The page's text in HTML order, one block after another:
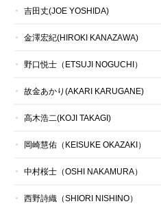
吉田丈(JOE YOSHIDA)
金澤宏紀(HIROKI KANAZAWA)
野口悦士（ETSUJI NOGUCHI）
故金あかり(AKARI KARUGANE)
高木浩二(KOJI TAKAGI)
岡崎慧佑（KEISUKE OKAZAKI）
中村桜士（OSHI NAKAMURA）
西野詩織（SHIORI NISHINO）